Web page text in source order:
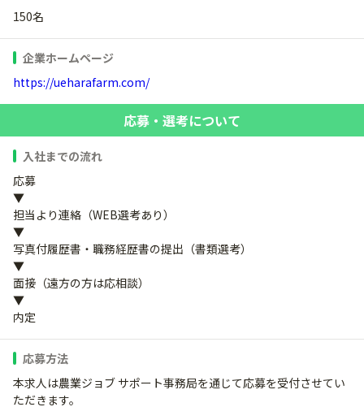
150名
企業ホームページ
https://ueharafarm.com/
応募・選考について
入社までの流れ
応募
▼
担当より連絡（WEB選考あり）
▼
写真付履歴書・職務経歴書の提出（書類選考）
▼
面接（遠方の方は応相談）
▼
内定
応募方法
本求人は農業ジョブ サポート事務局を通じて応募を受付させてい
ただきます。